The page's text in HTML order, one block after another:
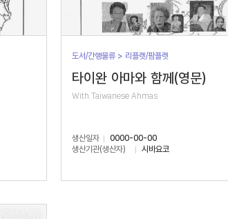
도서/간행물류 > 리플렛/팜플렛
타이완 아마와 함께(영문)
With Taiwanese Ahmas
생산일자
0000-00-00
생산기관(생산자)
시바요코